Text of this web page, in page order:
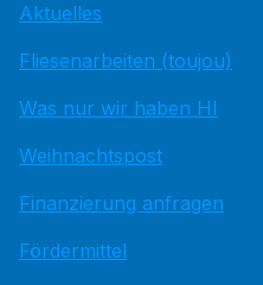
Aktuelles
Fliesenarbeiten (toujou)
Was nur wir haben HI
Weihnachtspost
Finanzierung anfragen
Fördermittel